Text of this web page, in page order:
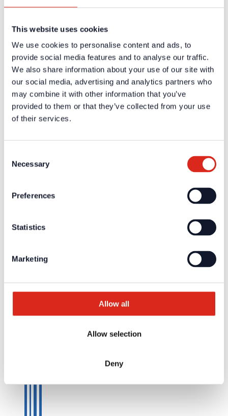
This website uses cookies
We use cookies to personalise content and ads, to
provide social media features and to analyse our traffic.
We also share information about your use of our site with
our social media, advertising and analytics partners who
may combine it with other information that you’ve
provided to them or that they’ve collected from your use
of their services.
Selection
Necessary
Preferences
Statistics
Marketing
Allow all
Allow selection
Deny
Service
Überblick
Tools & Services
Projektentwicklung und Planungsunterstützung
Training/Seminare
Mediathek
Rücksendungen
Kundenzufriedenheit
Registrierung als Neukunde
Kontakt
Vertrieb
© Detectomat Systems GmbH 1977 - 2026
Impressum